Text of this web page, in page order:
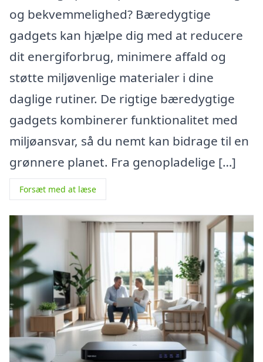
og bekvemmelighed? Bæredygtige
gadgets kan hjælpe dig med at reducere
dit energiforbrug, minimere affald og
støtte miljøvenlige materialer i dine
daglige rutiner. De rigtige bæredygtige
gadgets kombinerer funktionalitet med
miljøansvar, så du nemt kan bidrage til en
grønnere planet. Fra genopladelige […]
Forsæt med at læse